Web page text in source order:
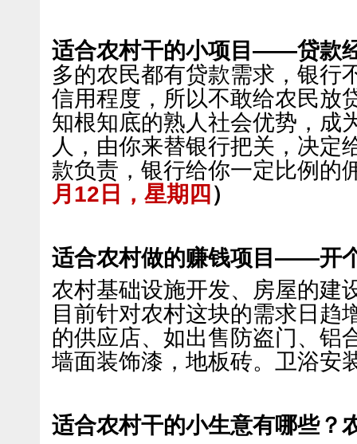
适合农村干的小项目——贷款
多的农民都有贷款需求，银行
信用程度，所以不敢给农民放
知根知底的熟人社会优势，成
人，由你来替银行把关，决定
款负责，银行给你一定比例的
月12日，星期四 ）
适合农村做的赚钱项目——开
农村基础设施开发、房屋的建
目前针对农村这块的需求日趋
的供应店、如出售防盗门、铝
墙面装饰漆，地板砖。卫浴安
适合农村干的小生意有哪些？